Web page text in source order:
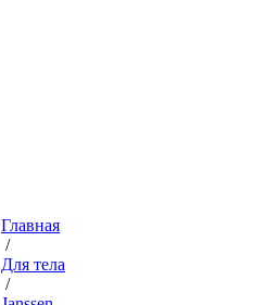
Главная
/
Для тела
/